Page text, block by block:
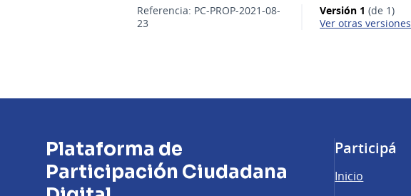
Referencia: PC-PROP-2021-08-
23
Versión 1 (de 1)
ver otras versiones
Plataforma de
Participación Ciudadana
Participá
Inicio